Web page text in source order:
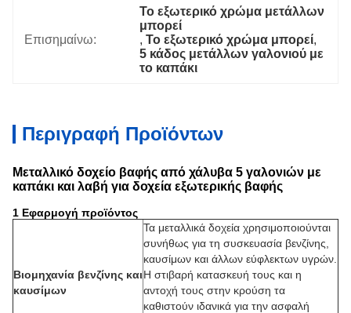
Επισημαίνω:
Το εξωτερικό χρώμα μετάλλων
μπορεί
, Το εξωτερικό χρώμα μπορεί,
5 κάδος μετάλλων γαλονιού με
το καπάκι
Περιγραφή Προϊόντων
Μεταλλικό δοχείο βαφής από χάλυβα 5 γαλονιών με
καπάκι και λαβή για δοχεία εξωτερικής βαφής
1 Εφαρμογή προϊόντος
Βιομηχανία βενζίνης και
καυσίμων
Τα μεταλλικά δοχεία χρησιμοποιούνται
συνήθως για τη συσκευασία βενζίνης,
καυσίμων και άλλων εύφλεκτων υγρών.
Η στιβαρή κατασκευή τους και η
αντοχή τους στην κρούση τα
καθιστούν ιδανικά για την ασφαλή